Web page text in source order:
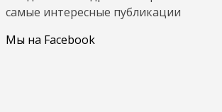
самые интересные публикации
Мы на Facebook